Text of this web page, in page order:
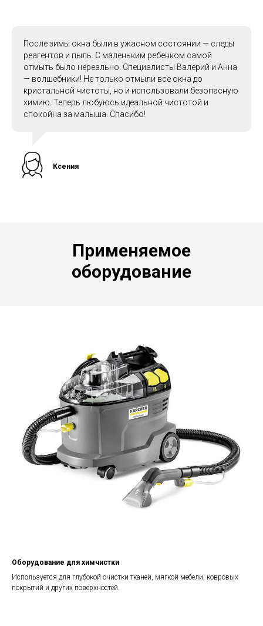
После зимы окна были в ужасном состоянии — следы
реагентов и пыль. С маленьким ребенком самой
отмыть было нереально. Специалисты Валерий и Анна
— волшебники! Не только отмыли все окна до
кристальной чистоты, но и использовали безопасную
химию. Теперь любуюсь идеальной чистотой и
спокойна за малыша. Спасибо!
Ксения
Применяемое
оборудование
Оборудование для химчистки
Используется для глубокой очистки тканей, мягкой мебели, ковровых
покрытий и других поверхностей.